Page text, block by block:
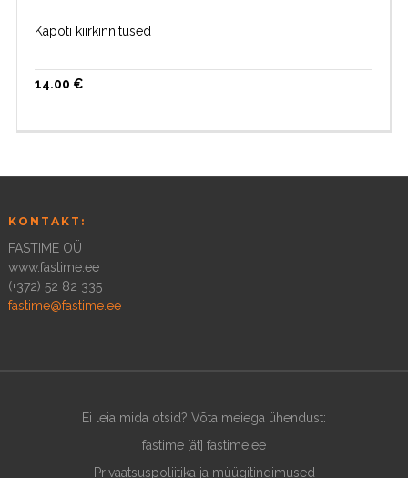
Kapoti kiirkinnitused
14.00 €
KONTAKT:
FASTIME OÜ
www.fastime.ee
(+372) 52 82 335
fastime@fastime.ee
Ei leia mida otsid? Võta meiega ühendust:
fastime [ät] fastime.ee
Privaatsuspoliitika ja müügitingimused